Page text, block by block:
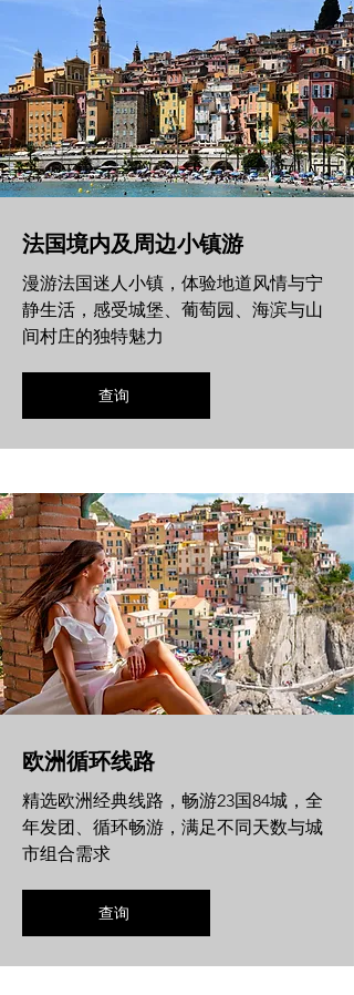
法国境内及周边小镇游
漫游法国迷人小镇，体验地道风情与宁
静生活，感受城堡、葡萄园、海滨与山
间村庄的独特魅力
查询
欧洲循环线路
精选欧洲经典线路，畅游23国84城，全
年发团、循环畅游，满足不同天数与城
市组合需求
查询